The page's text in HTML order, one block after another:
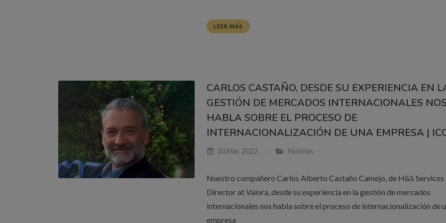
LEER MÁS
CARLOS CASTAÑO, DESDE SU EXPERIENCIA EN
GESTIÓN DE MERCADOS INTERNACIONALES NOS
HABLA SOBRE EL PROCESO DE
INTERNACIONALIZACIÓN DE UNA EMPRESA |
03 Mar, 2022 Noticias
Nuestro compañero Carlos Alberto Castaño Camejo, de H&S Services
Director at Valora, desde su experiencia en la gestión de mercados
internacionales nos habla sobre el proceso de internacionalización de
empresa